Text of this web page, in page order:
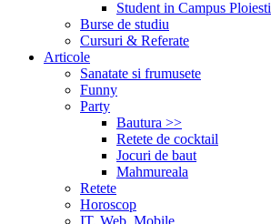
Student in Campus Ploiesti
Burse de studiu
Cursuri & Referate
Articole
Sanatate si frumusete
Funny
Party
Bautura >>
Retete de cocktail
Jocuri de baut
Mahmureala
Retete
Horoscop
IT, Web, Mobile